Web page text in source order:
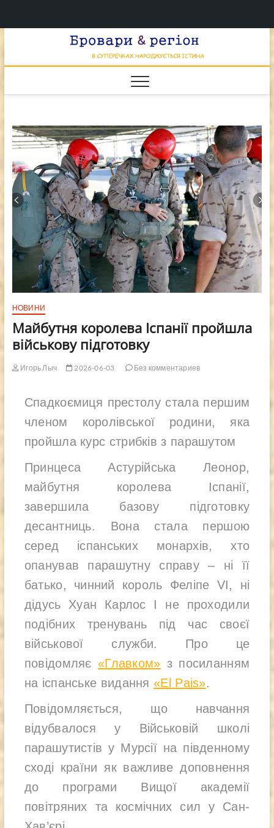
НАРОДЖУЄТЬСЯ
НОВИНИ
Майбутня королева Іспанії пройшла
військову підготовку
Игорь Лыч 2026-06-03 Без комментариев
Спадкоємиця престолу стала першим
членом королівської родини, яка
пройшла курс стрибків з парашутом
Принцеса Астурійська Леонор,
майбутня королева Іспанії,
завершила базову підготовку
десантниць. Вона стала першою
серед іспанських монархів, хто
опанував парашутну справу – ні її
батько, чинний король Феліпе VI, ні
дідусь Хуан Карлос I не проходили
подібних тренувань під час своєї
військової служби. Про це
повідомляє «Главком» з посиланням
на іспанське видання «El Pais».
Повідомляється, що навчання
відубвалося у Військовій школі
парашутистів у Мурсії на південному
сході країни як важливе доповнення
до програми Вищої академії
повітряних та космічних сил у Сан-